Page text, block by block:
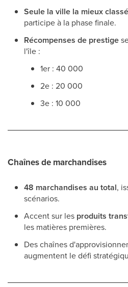
Seule la ville la mieux
participe à la phase finale.
Récompenses de prestige
l'île :
1er : 40 000
2e : 20 000
3e : 10 000
Chaînes de marchandises
48 marchandises au total,
scénarios.
Accent sur les produits
les matières premières.
Des chaînes
augmentent le défi